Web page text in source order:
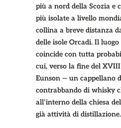
più a nord della Scozia e
più isolate a livello
collina a breve distanza
delle isole Orcadi. Il
coincide con tutta
cui, verso la fine del
Eunson — un cappellano
contrabbando di whisky
all’interno della chiesa
già attività di distillazione.